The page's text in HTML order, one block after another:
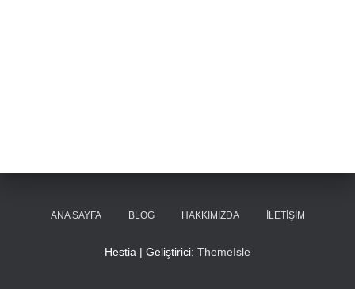
ANA SAYFA BLOG HAKKIMIZDA İLETIŞIM
Hestia | Geliştirici: ThemeIsle